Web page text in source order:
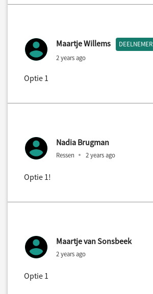
Maartje Willems DEELNEMER
2 years ago
Optie 1
Nadia Brugman
Ressen 2 years ago
Optie 1!
Maartje van Sonsbeek
2 years ago
Optie 1